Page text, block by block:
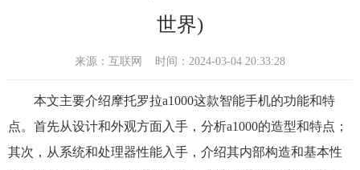
世界)
来源：互联网 时间：2024-03-04 20:33:28
本文主要介绍摩托罗拉a1000这款智能手机的功能和特
点。首先从设计和外观方面入手，分析a1000的造型和特点；
其次，从系统和处理器性能入手，介绍其内部构造和基本性